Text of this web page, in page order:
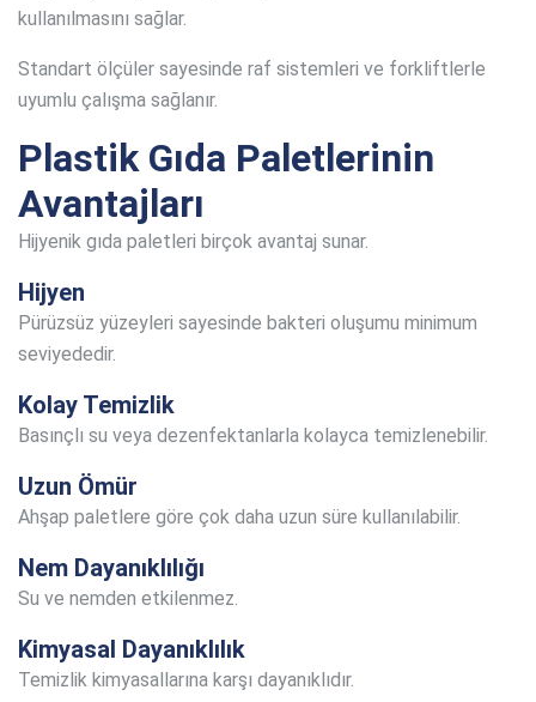
kullanılmasını sağlar.
Standart ölçüler sayesinde raf sistemleri ve forkliftlerle
uyumlu çalışma sağlanır.
Plastik Gıda Paletlerinin
Avantajları
Hijyenik gıda paletleri birçok avantaj sunar.
Hijyen
Pürüzsüz yüzeyleri sayesinde bakteri oluşumu minimum
seviyededir.
Kolay Temizlik
Basınçlı su veya dezenfektanlarla kolayca temizlenebilir.
Uzun Ömür
Ahşap paletlere göre çok daha uzun süre kullanılabilir.
Nem Dayanıklılığı
Su ve nemden etkilenmez.
Kimyasal Dayanıklılık
Temizlik kimyasallarına karşı dayanıklıdır.